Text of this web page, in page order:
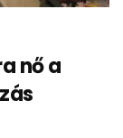
nő a